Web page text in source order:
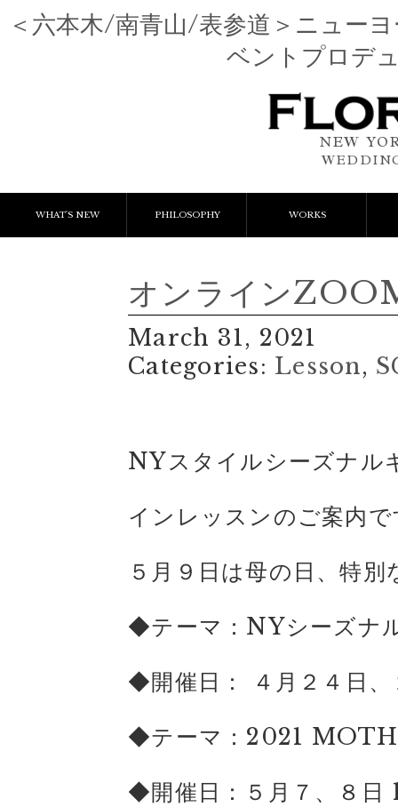
＜六本木/南青山/表参道＞ニュー
ベントプロデ
NEW
WHAT'S NEW PHILOSOPHY WORKS
Client Works
Gift Flower
オンライン
March 31, 2021
Categories: Lesson,
NYスタイルシーズナル
インレッスンのご案内
５月９日は母の日、特
◆テーマ：NYシーズナ
◆開催日： ４月２４日
◆テーマ：2021
◆開催日：５月７、８